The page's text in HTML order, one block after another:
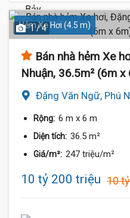
Hẻm Xe Hơi (4.5 m)
1 / 4
Bán nhà hẻm Xe
Nhuận, 36.5m² (6m
Đặng Văn Ngữ, Phú
Rộng: 6 m x 6 m
Diện tích: 36.5 m²
Giá/m²: 247 triệu/m²
10 tỷ 200 triệu 10